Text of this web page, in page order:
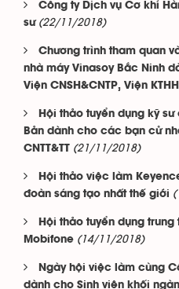
Công ty Dịch vụ Cơ khí
sư (22/11/2018)
Chương trình tham quan
nhà máy Vinasoy Bắc Ninh
Viện CNSH&CNTP, Viện KTHH
Hội thảo tuyển dụng kỹ
Bản dành cho các bạn cử
CNTT&TT (21/11/2018)
Hội thảo việc làm
đoàn sáng tạo nhất thế giới
Hội thảo tuyển dụng
Mobifone (14/11/2018)
Ngày hội việc làm cùng
dành cho Sinh viên khối